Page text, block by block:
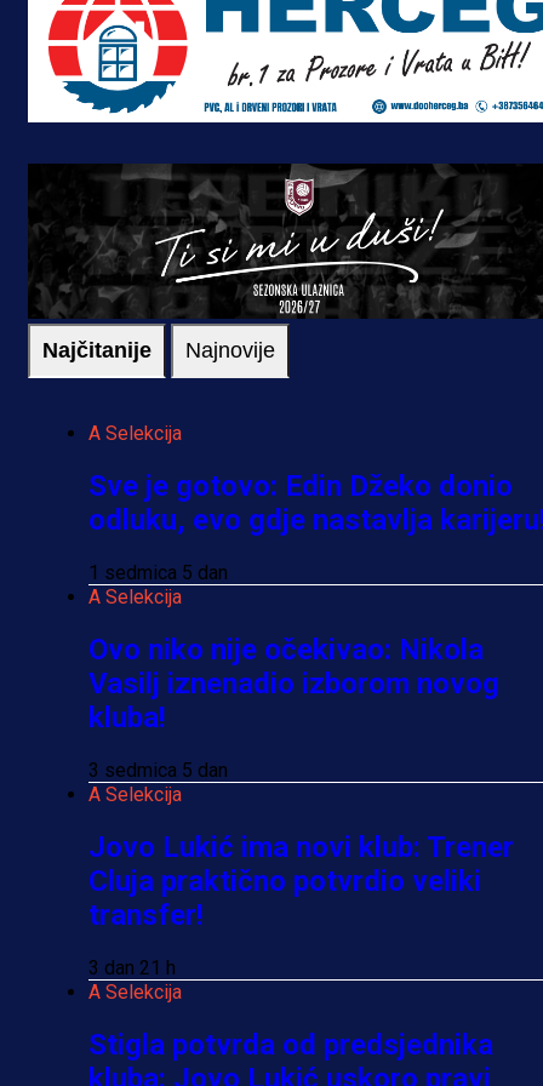
Najčitanije Najnovije
A Selekcija
Sve je gotovo: Edin Džeko donio
odluku, evo gdje nastavlja
1 sedmica 5 dan
A Selekcija
Ovo niko nije očekivao: Nikola
Vasilj iznenadio izborom novog
kluba!
3 sedmica 5 dan
A Selekcija
Jovo Lukić ima novi klub: Trener
Cluja praktično potvrdio veliki
transfer!
3 dan 21 h
A Selekcija
Stigla potvrda od predsjednika
kluba: Jovo Lukić uskoro pravi